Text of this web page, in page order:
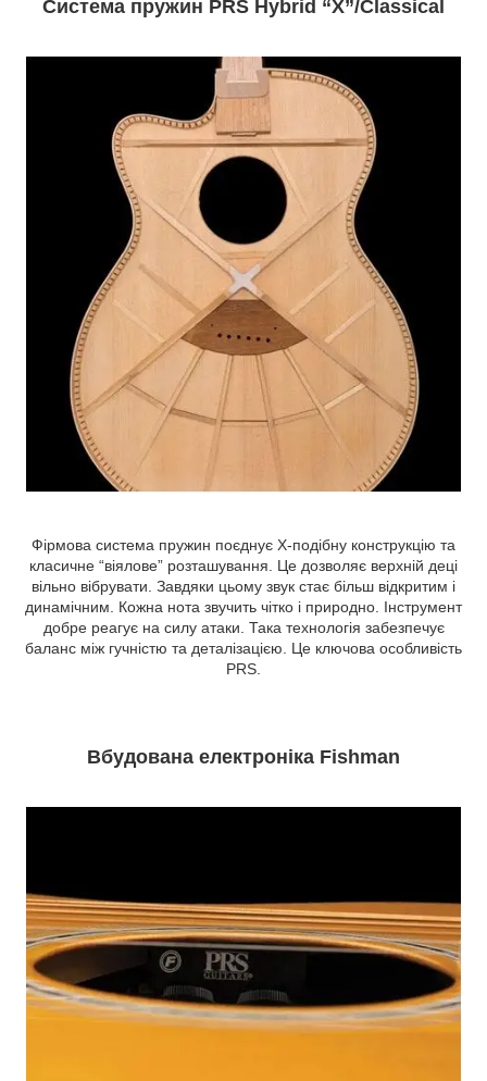
Система пружин PRS Hybrid “X”/Classical
Фірмова система пружин поєднує X-подібну конструкцію та
класичне “віялове” розташування. Це дозволяє верхній деці
вільно вібрувати. Завдяки цьому звук стає більш відкритим і
динамічним. Кожна нота звучить чітко і природно. Інструмент
добре реагує на силу атаки. Така технологія забезпечує
баланс між гучністю та деталізацією. Це ключова особливість
PRS.
Вбудована електроніка Fishman